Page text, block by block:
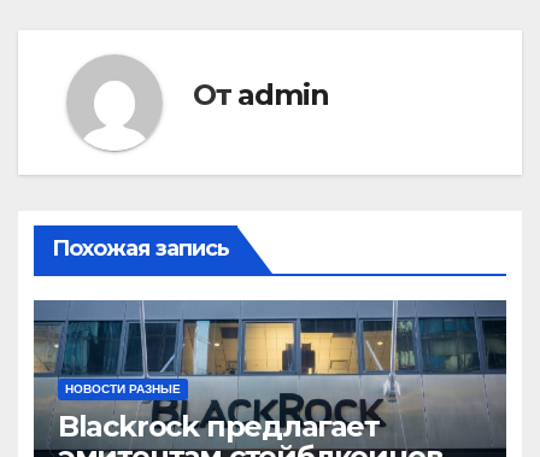
От admin
Похожая запись
НОВОСТИ РАЗНЫЕ
Blackrock предлагает